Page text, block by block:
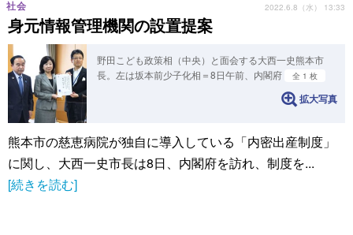
身元情報管理機関の設置提案
社会 2022.6.8（水） 13:33
野田こども政策相（中央）と面会する大西一史熊本市
長。左は坂本前少子化相＝8日午前、内閣府
全 1 枚
拡大写真
熊本市の慈恵病院が独自に導入している「内密出産制度」
に関し、大西一史市長は8日、内閣府を訪れ、制度を...
[続きを読む]